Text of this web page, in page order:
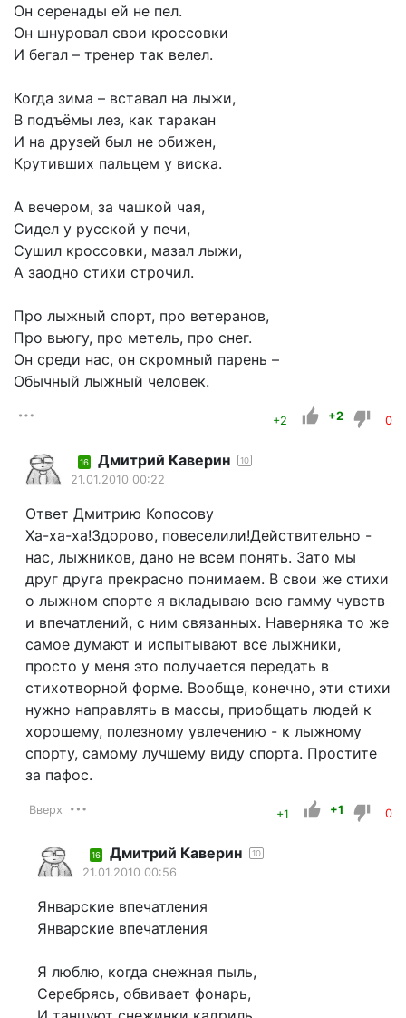
Он серенады ей не пел.
Он шнуровал свои кроссовки
И бегал – тренер так велел.
Когда зима – вставал на лыжи,
В подъёмы лез, как таракан
И на друзей был не обижен,
Крутивших пальцем у виска.
А вечером, за чашкой чая,
Сидел у русской у печи,
Сушил кроссовки, мазал лыжи,
А заодно стихи строчил.
Про лыжный спорт, про ветеранов,
Про вьюгу, про метель, про снег.
Он среди нас, он скромный парень –
Обычный лыжный человек.
+2 +2 0
16 Дмитрий Каверин 10
21.01.2010 00:22
Ответ Дмитрию Копосову
Ха-ха-ха!Здорово, повеселили!Действительно -
нас, лыжников, дано не всем понять. Зато мы
друг друга прекрасно понимаем. В свои же стихи
о лыжном спорте я вкладываю всю гамму чувств
и впечатлений, с ним связанных. Наверняка то же
самое думают и испытывают все лыжники,
просто у меня это получается передать в
стихотворной форме. Вообще, конечно, эти стихи
нужно направлять в массы, приобщать людей к
хорошему, полезному увлечению - к лыжному
спорту, самому лучшему виду спорта. Простите
за пафос.
Вверх +1 +1 0
16 Дмитрий Каверин 10
21.01.2010 00:56
Январские впечатления
Январские впечатления
Я люблю, когда снежная пыль,
Серебрясь, обвивает фонарь,